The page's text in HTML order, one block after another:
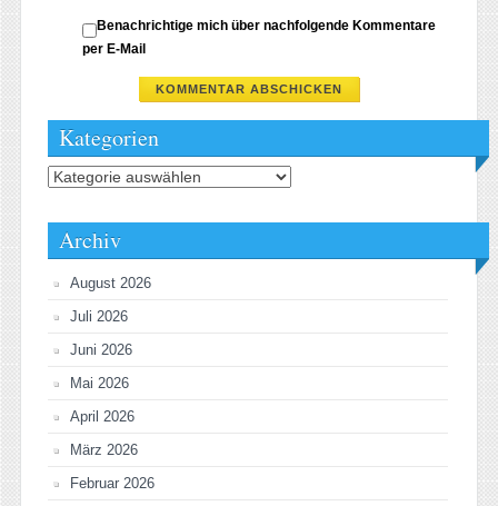
Benachrichtige mich über nachfolgende Kommentare
per E-Mail
Kategorien
Kategorien
Archiv
August 2026
Juli 2026
Juni 2026
Mai 2026
April 2026
März 2026
Februar 2026